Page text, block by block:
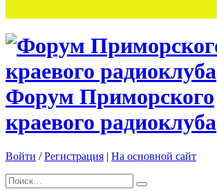
Форум Приморского
краевого радиоклуба
Войти /Регистрация | На основной сайт